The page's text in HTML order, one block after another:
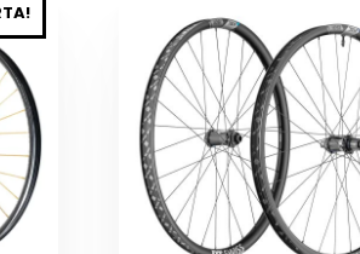
producto
tiene
múltiples
variantes.
Las
opciones
se
pueden
elegir